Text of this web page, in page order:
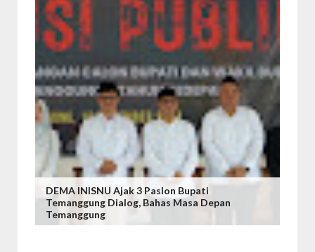
DEMA INISNU Ajak 3 Paslon Bupati
Temanggung Dialog, Bahas Masa Depan
Temanggung